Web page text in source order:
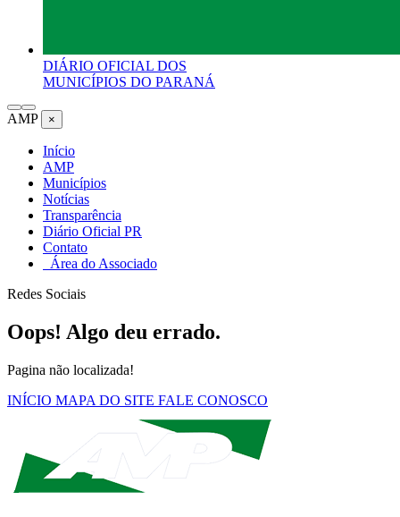
DIÁRIO OFICIAL DOS
MUNICÍPIOS DO PARANÁ
AMP ×
Início
AMP
Municípios
Notícias
Transparência
Diário Oficial PR
Contato
Área do Associado
Redes Sociais
Oops! Algo deu errado.
Pagina não localizada!
INÍCIO MAPA DO SITE FALE CONOSCO